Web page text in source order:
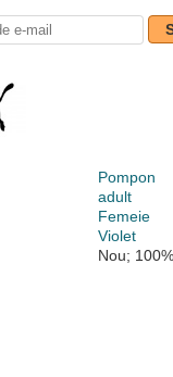
Pompon
adult
Femeie
Violet
Nou;